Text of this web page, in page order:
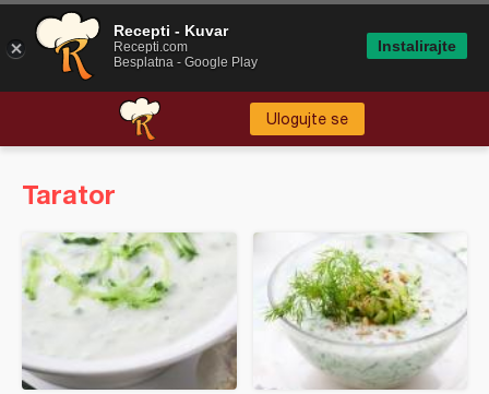
Ulogujte se
Tarator
Recepti - Kuvar
Recepti.com
Besplatna - Google Play
Instalirajte